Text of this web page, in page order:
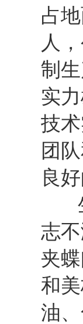
占
人
制
实
技
团
良
生
志
夹
和
油